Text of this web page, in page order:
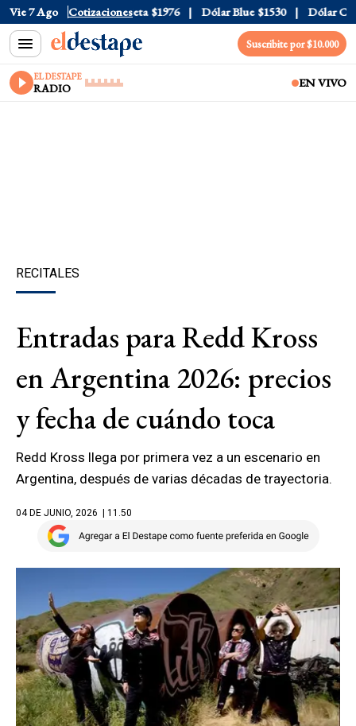
Vie 7 Ago Cotizaciones
$1520 Dólar Tarjeta $1976 Dólar Blue $1530 Dólar CCL
Suscribite por $10.000
EL DESTAPE
RADIO EN VIVO
RECITALES
Entradas para Redd Kross
en Argentina 2026: precios
y fecha de cuándo toca
Redd Kross llega por primera vez a un escenario en
Argentina, después de varias décadas de trayectoria.
04 DE JUNIO, 2026 | 11.50